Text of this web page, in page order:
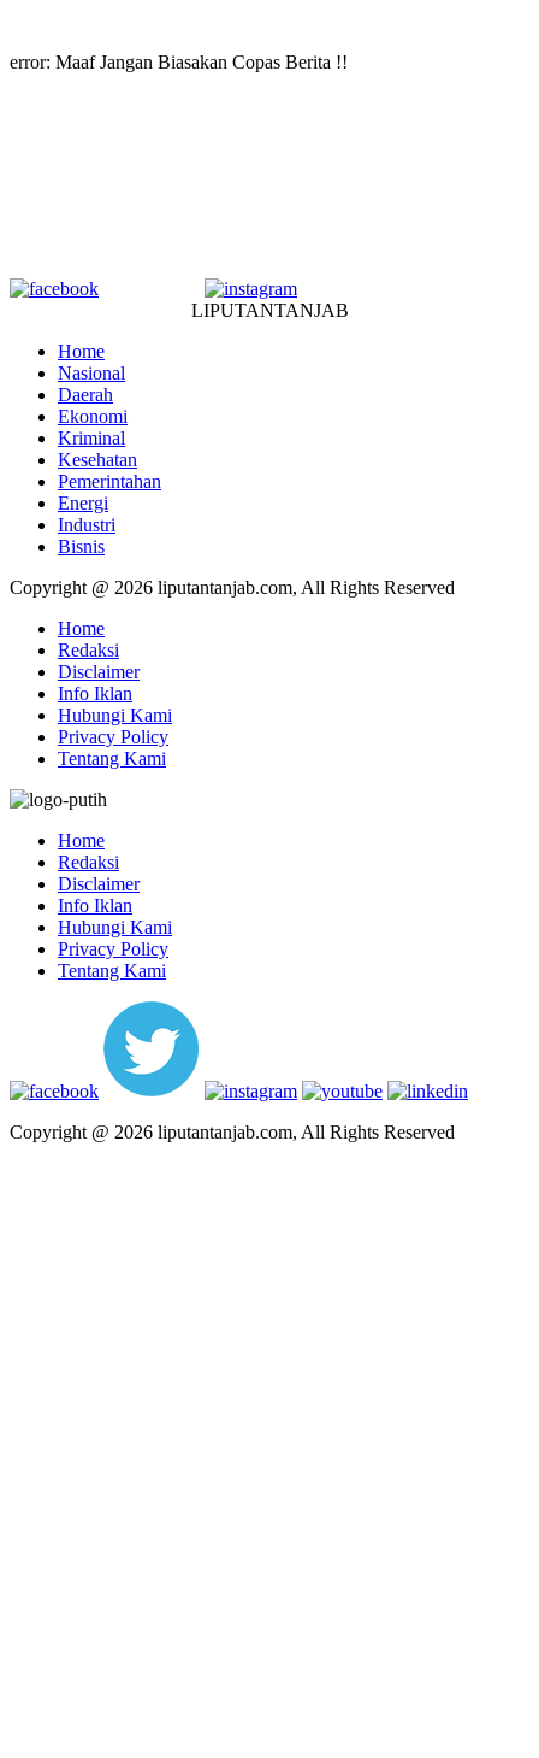
error: Maaf Jangan Biasakan Copas Berita !!
LIPUTANTANJAB
Home
Nasional
Daerah
Ekonomi
Kriminal
Kesehatan
Pemerintahan
Energi
Industri
Bisnis
Copyright @ 2026 liputantanjab.com, All Rights Reserved
Home
Redaksi
Disclaimer
Info Iklan
Hubungi Kami
Privacy Policy
Tentang Kami
Home
Redaksi
Disclaimer
Info Iklan
Hubungi Kami
Privacy Policy
Tentang Kami
Copyright @ 2026 liputantanjab.com, All Rights Reserved